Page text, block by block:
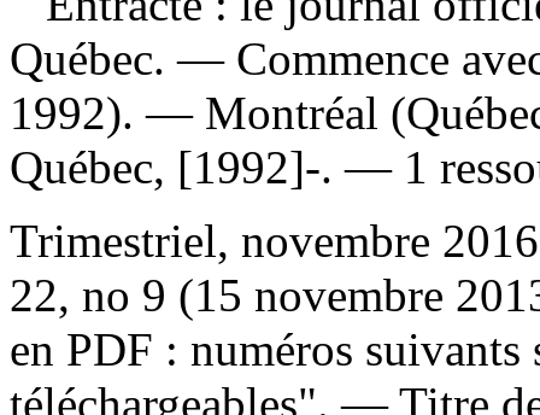
Québec. — Commence
1992). — Montréal
Québec, [1992]-. — 1
Trimestriel, novembre
22, no 9 (15 novembre
en PDF : numéros
téléchargeables". — Titre